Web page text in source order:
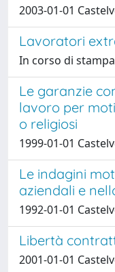
2003-01-01
Lavoratori
In corso di
Le garanzie
lavoro per
o religiosi
1999-01-01
Le indagini
aziendali e
1992-01-01
Libertà
2001-01-01